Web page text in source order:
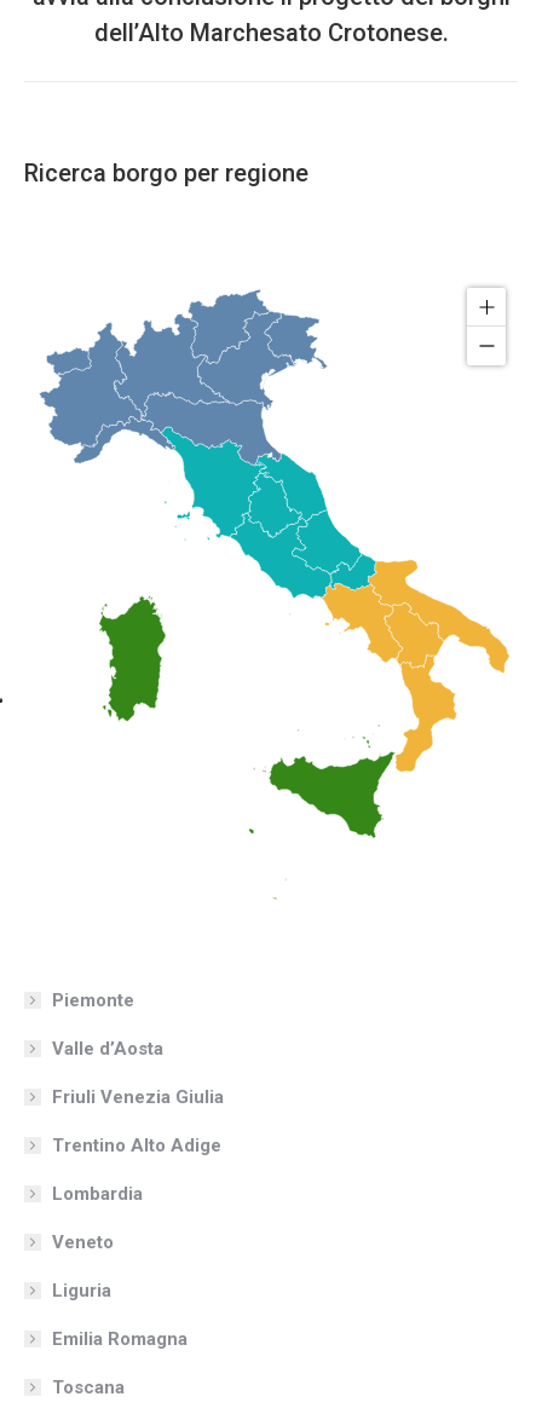
post:
dell’Alto Marchesato Crotonese.
Ricerca borgo per regione
Piemonte
Valle d’Aosta
Friuli Venezia Giulia
Trentino Alto Adige
Lombardia
Veneto
Liguria
Emilia Romagna
Toscana